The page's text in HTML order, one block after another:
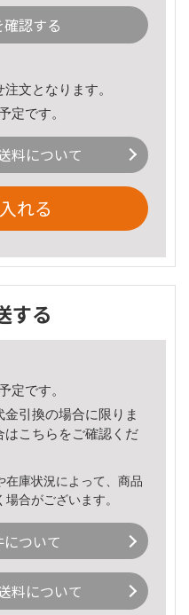
認する
文となります。
定です。
料について
れる
する
定です。
引換の場合に限りま
はこちら をご確認くだ
庫状況によって、商品
合がございます。
ついて
料について